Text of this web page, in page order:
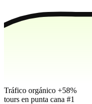
Tráfico orgánico +58%
tours en punta cana #1